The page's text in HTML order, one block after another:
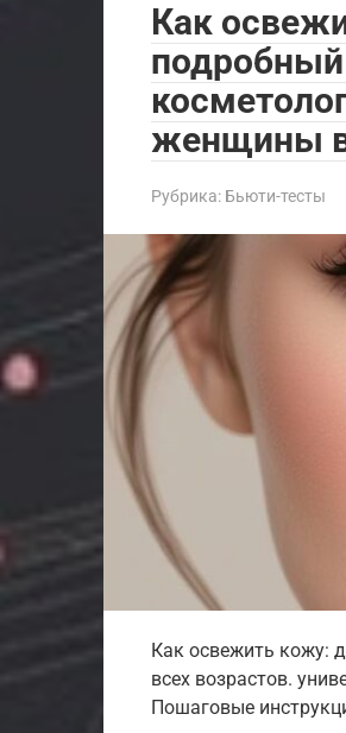
Как
женщины
Рубрика: Бьюти-тесты
Как освежить кожу:
всех возрастов.
Пошаговые